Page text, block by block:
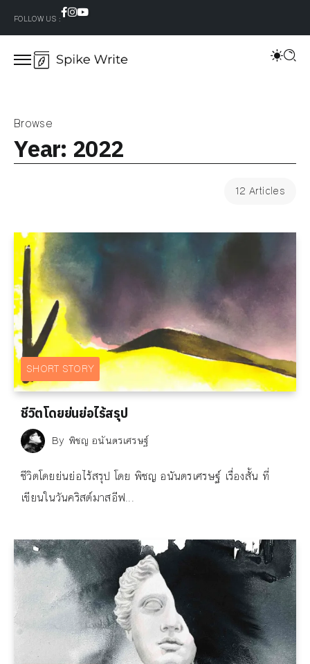
FOLLOW US :
Browse
Year: 2022
12 Articles
SHORT STORY
ชีวิตโดยย่นย่อไร้สรุป
By พิชญ อนันตรเศรษฐ์
ชีวิตโดยย่นย่อไร้สรุป โดย พิชญ อนันตรเศรษฐ์ เรื่องสั้น ที่
เขียนในวันคริสต์มาสอีฟ...